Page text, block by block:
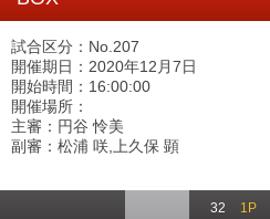
試合区分：No.207
開催期日：2020年12月7日
開始時間：16:00:00
開催場所：
主審：円谷 怜美
副審：松浦 咲,上久保 顕
32 1P